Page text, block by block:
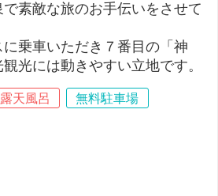
素敵な旅のお手伝いをさせて
乗車いただき７番目の「神
光には動きやすい立地です。
露天風呂
無料駐車場